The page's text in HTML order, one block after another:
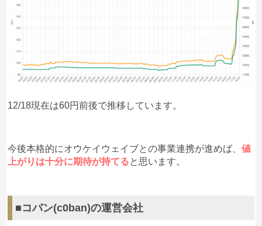
12/18現在は60円前後で推移しています。
今後本格的にオウケイウェイブとの事業連携が進めば、値
上がりは十分に期待が持てると思います。
■コバン(c0ban)の運営会社